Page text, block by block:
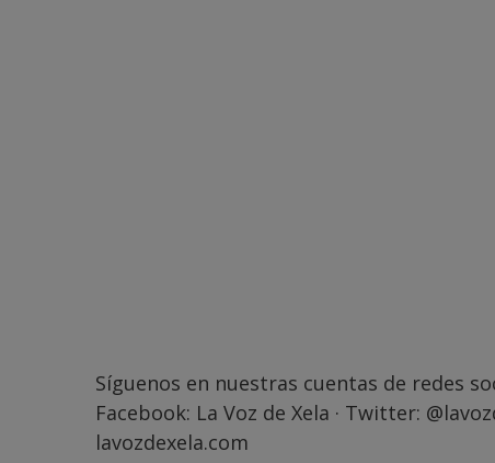
Síguenos en nuestras cuentas de redes
Facebook: La Voz de Xela · Twitter:
lavozdexela.com